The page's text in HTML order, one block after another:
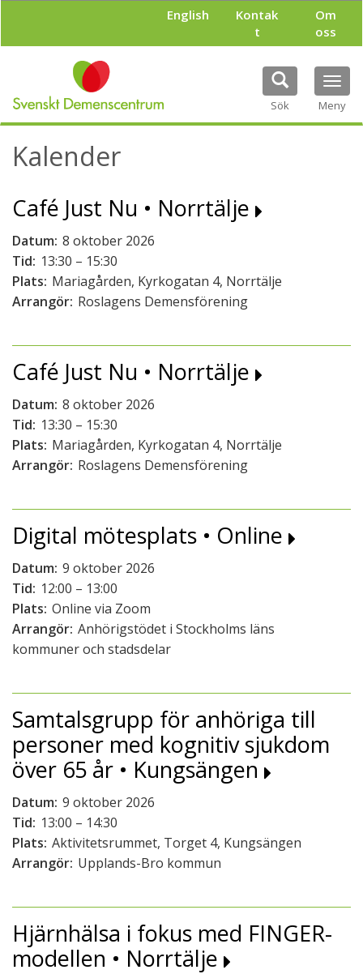
l
English
Kontak
t
Om
oss
Sök Meny
Kalender
Café Just Nu • Norrtälje
Datum: 8 oktober 2026
Tid: 13:30 – 15:30
Plats: Mariagården, Kyrkogatan 4, Norrtälje
Arrangör: Roslagens Demensförening
Café Just Nu • Norrtälje
Datum: 8 oktober 2026
Tid: 13:30 – 15:30
Plats: Mariagården, Kyrkogatan 4, Norrtälje
Arrangör: Roslagens Demensförening
Digital mötesplats • Online
Datum: 9 oktober 2026
Tid: 12:00 – 13:00
Plats: Online via Zoom
Arrangör: Anhörigstödet i Stockholms läns
kommuner och stadsdelar
Samtalsgrupp för anhöriga till
personer med kognitiv sjukdom
över 65 år • Kungsängen
Datum: 9 oktober 2026
Tid: 13:00 – 14:30
Plats: Aktivitetsrummet, Torget 4, Kungsängen
Arrangör: Upplands-Bro kommun
Hjärnhälsa i fokus med FINGER-
modellen • Norrtälje